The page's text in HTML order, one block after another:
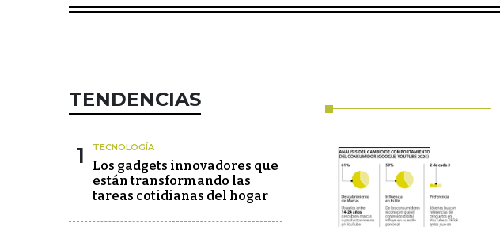
TENDENCIAS
1 TECNOLOGÍA
Los gadgets innovadores que
están transformando las
tareas cotidianas del hogar